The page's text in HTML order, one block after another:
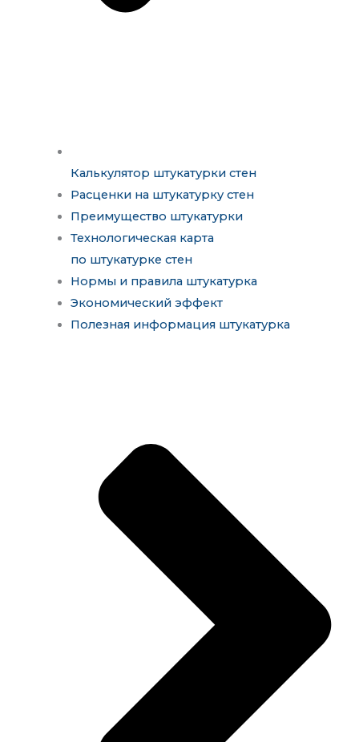
Калькулятор штукатурки стен
Расценки на штукатурку стен
Преимущество штукатурки
Технологическая карта
по штукатурке стен
Нормы и правила штукатурка
Экономический эффект
Полезная информация штукатурка